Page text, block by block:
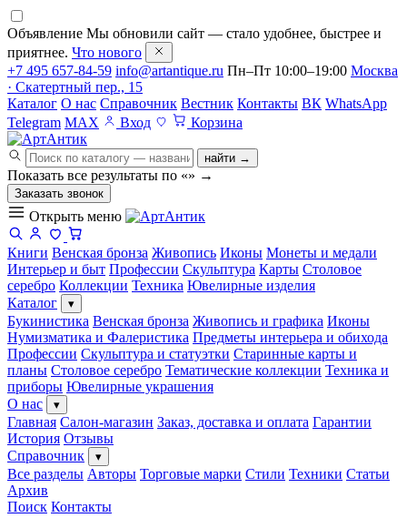
Объявление Мы обновили сайт — стало удобнее, быстрее и
приятнее. Что нового
+7 495 657-84-59 info@artantique.ru Пн–Пт 10:00–19:00 Москва
· Скатертный пер., 15
Каталог О нас Справочник Вестник Контакты ВК WhatsApp
Telegram MAX Вход Корзина
найти →
Показать все результаты по «» →
Заказать звонок
Открыть меню
Книги Венская бронза Живопись Иконы Монеты и медали
Интерьер и быт Профессии Скульптура Карты Столовое
серебро Коллекции Техника Ювелирные изделия
Каталог
▾
Букинистика Венская бронза Живопись и графика Иконы
Нумизматика и Фалеристика Предметы интерьера и обихода
Профессии Скульптура и статуэтки Старинные карты и
планы Столовое серебро Тематические коллекции Техника и
приборы Ювелирные украшения
О нас
▾
Главная Салон-магазин Заказ, доставка и оплата Гарантии
История Отзывы
Справочник
▾
Все разделы Авторы Торговые марки Стили Техники Статьи
Архив
Поиск Контакты